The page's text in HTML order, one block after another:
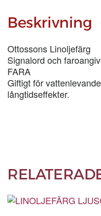
Beskrivning
Ottossons Linoljefärg
Signalord och
FARA
Giftigt för
långtidseffekter.